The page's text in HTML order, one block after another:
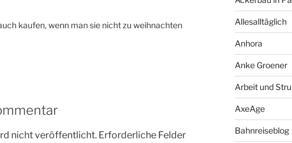
kaufen, wenn man sie nicht zu weihnachten
nicht veröffentlicht. Erforderliche Felder
Allesalltäglich
Anhora
Anke Groener
Arbeit und
AxeAge
Bahnreiseblog